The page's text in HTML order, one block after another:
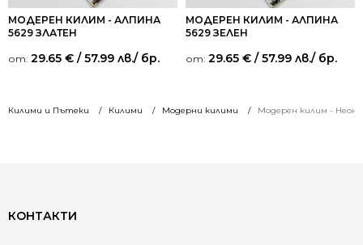
Килими и Пътеки Килими Модерни килими Модерен килим - Неон
МОДЕРЕН КИЛИМ - АЛПИНА
5629 ЗЛАТЕН
от: 29.65 € / 57.99 лв./ бр.
МОДЕРЕН КИЛИМ - АЛПИНА
5629 ЗЕЛЕН
от: 29.65 € / 57.99 лв./ бр.
КОНТАКТИ